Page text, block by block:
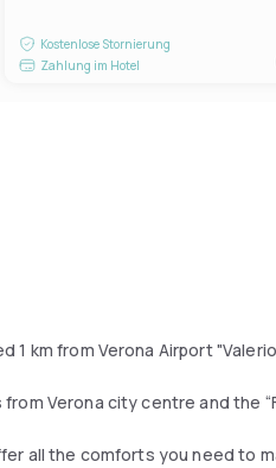
Kostenlose Stornierung
Zahlung im Hotel
1 km from Verona Airport "Valerio
Verona city centre and the
all the comforts you need to